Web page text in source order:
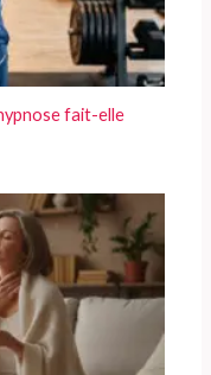
fait-elle